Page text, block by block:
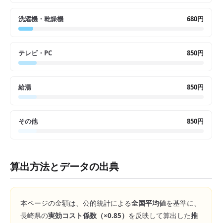
洗濯機・乾燥機 680円
テレビ・PC 850円
給湯 850円
その他 850円
算出方法とデータの出典
本ページの金額は、公的統計による全国平均値を基準に、
長崎県の実効コスト係数（×0.85） を反映して算出した推